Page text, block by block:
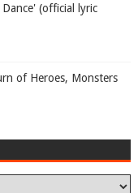
(official lyric
of Heroes, Monsters